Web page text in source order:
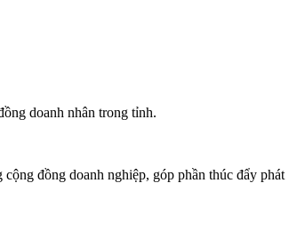
doanh nhân trong tỉnh.
đồng doanh nghiệp, góp phần thúc đẩy phát